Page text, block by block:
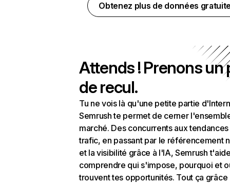
Obtenez plus de données
Attends ! Prenons un
de recul.
Tu ne vois là qu'une petite partie
Semrush te permet de cerner
marché. Des concurrents aux
trafic, en passant par le référencement
et la visibilité grâce à l'IA, Semrush
comprendre qui s'impose, pourquoi et
trouvent tes opportunités. Tout ça grâce